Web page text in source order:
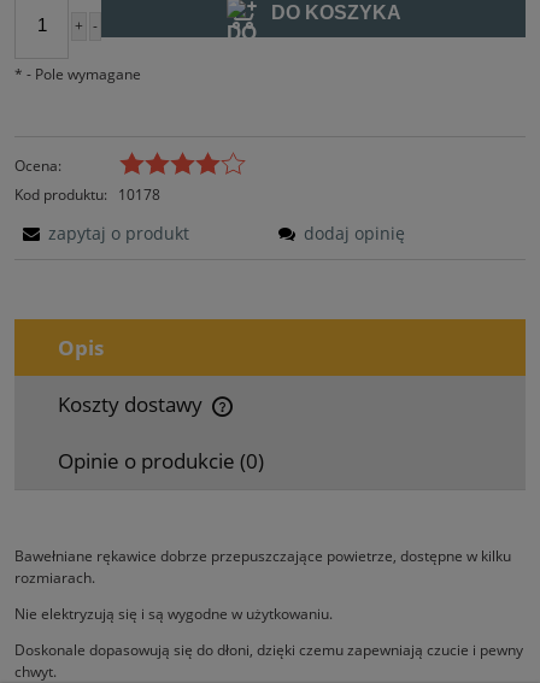
+ -
DO KOSZYKA
* - Pole wymagane
Ocena:
Kod produktu:
10178
zapytaj o produkt dodaj opinię
Opis
Koszty dostawy
Cena nie zawiera ewentualnych kosztów płatności
Opinie o produkcie (0)
Bawełniane rękawice dobrze przepuszczające powietrze, dostępne w kilku
rozmiarach.
Nie elektryzują się i są wygodne w użytkowaniu.
Doskonale dopasowują się do dłoni, dzięki czemu zapewniają czucie i pewny
chwyt.